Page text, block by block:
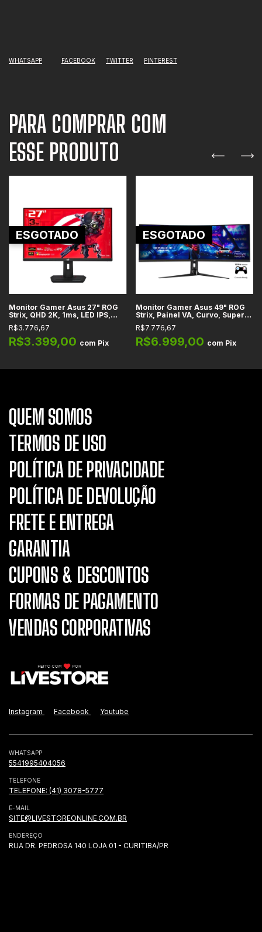
WHATSAPP FACEBOOK TWITTER PINTEREST
PARA COMPRAR COM
ESSE PRODUTO
ESGOTADO
Monitor Gamer Asus 27" ROG
Strix, QHD 2K, 1ms, LED IPS,
180Hz, FreeSync, HDMI 2.0,
USB-C, DisplayPort 1.4, HDR10,
sRGB - XG27ACS
R$3.776,67
R$3.399,00 com Pix
ESGOTADO
Monitor Gamer Asus 49" ROG
Strix, Painel VA, Curvo, Super
Ultra-Wide, 4ms, 144Hz,
FreeSync, HDMI, USB 3.0,
DisplayPort, HDR10, sRGB -
XG49V
R$7.776,67
R$6.999,00 com Pix
QUEM SOMOS
TERMOS DE USO
POLÍTICA DE PRIVACIDADE
POLÍTICA DE DEVOLUÇÃO
FRETE E ENTREGA
GARANTIA
CUPONS & DESCONTOS
FORMAS DE PAGAMENTO
VENDAS CORPORATIVAS
Instagram Facebook Youtube
WHATSAPP
5541995404056
TELEFONE
TELEFONE: (41) 3078-5777
E-MAIL
SITE@LIVESTOREONLINE.COM.BR
ENDEREÇO
RUA DR. PEDROSA 140 LOJA 01 - CURITIBA/PR